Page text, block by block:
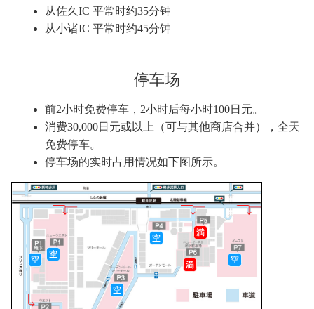
从佐久IC 平常时约35分钟
从小诸IC 平常时约45分钟
停车场
前2小时免费停车， 2小时后每小时100日元。
消费30,000日元或以上（可与其他商店合并）， 全天
免费停车。
停车场的实时占用情况如下图所示。